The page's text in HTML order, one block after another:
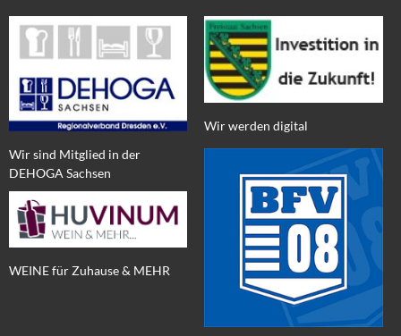
Wir sind Mitglied in der
DEHOGA Sachsen
WEINE für Zuhause & MEHR
Wir werden digital